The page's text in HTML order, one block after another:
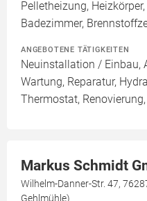
Pelletheizung,
Badezimmer,
ANGEBOTENE TÄTIGKEITEN
Neuinstallation / Einbau,
Wartung, Reparatur,
Thermostat,
Markus Schmidt
Wilhelm-Danner-Str. 47,
Gehlmühle)